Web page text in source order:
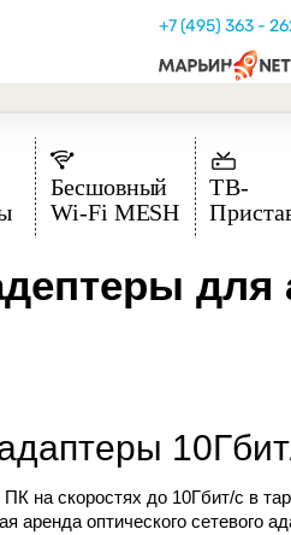
+7 (495) 363 -
на скоростях до 10Гбит/с в
аренда оптического сетевого